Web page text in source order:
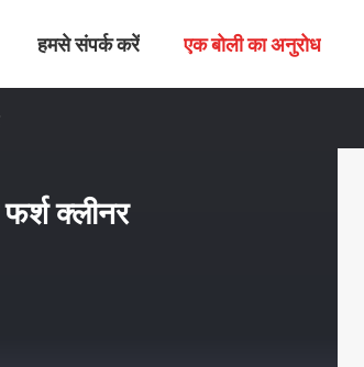
हमसे संपर्क करें एक बोली का अनुरोध
क्लीनर